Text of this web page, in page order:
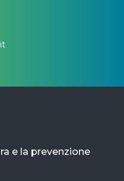
e la prevenzione